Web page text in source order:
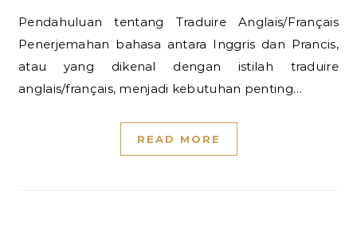
Pendahuluan tentang Traduire Anglais/Français
Penerjemahan bahasa antara Inggris dan Prancis,
atau yang dikenal dengan istilah traduire
anglais/français, menjadi kebutuhan penting…
READ MORE